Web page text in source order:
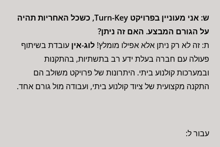
ש: אני מעוניין בפרויקט Turn-Key, כשכל האחריות תהיה
על הגורם המבצע. האם זה ניתן?
ת: זה לא רק ניתן אלא אפילו מומלץ!לוג-אין עובדת בשיתוף
פעולה עם חברה בעלת ידע רב בתשתיות, בהתקנות
ובמערכות קולנוע ביתי. היתרונות של פרויקט משולב הם
התקנה מקצועית של ציוד קולנוע ביתי, ועבודה מול גורם אחד.
עבור ל: